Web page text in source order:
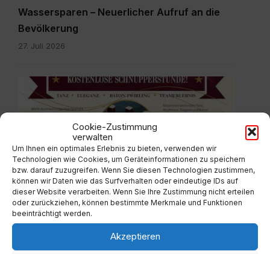
Cookie-Zustimmung
verwalten
Um Ihnen ein optimales Erlebnis zu bieten, verwenden wir
Technologien wie Cookies, um Geräteinformationen zu speichern
bzw. darauf zuzugreifen. Wenn Sie diesen Technologien zustimmen,
können wir Daten wie das Surfverhalten oder eindeutige IDs auf
dieser Website verarbeiten. Wenn Sie Ihre Zustimmung nicht erteilen
oder zurückziehen, können bestimmte Merkmale und Funktionen
beeinträchtigt werden.
Akzeptieren
Wassersparen – Neuerlicher Aufruf an die
Bevölkerung
27. Juli 2026
plakát
pdf.pdf
ALLGEMEIN
Neue Majoretten Gruppe – kostenlose
Schnupperstunde
27. Juli 2026